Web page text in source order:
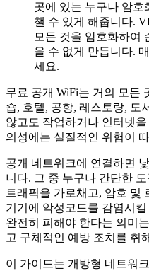
곳에 있는 누구나 암호
챌 수 있게 해줍니다.
모든 것을 암호화하여
을 수 없게 만듭니다.
세요.
무료 공개 WiFi는 거의 모든
숍, 호텔, 공항, 레스토랑, 도
않고도 작업하거나 인터넷
의성에는 실질적인 위험이
공개 네트워크에 연결하면
니다. 그 중 누구나 간단한
트래픽을 가로채고, 암호 및
기기에 악성코드를 감염시
완전히 피해야 한다는 의미
고 구체적인 예방 조치를 취
이 가이드는 개방형 네트워